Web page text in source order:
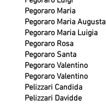
Pegoraro Maria
Pegoraro Maria Augusta
Pegoraro Maria Luigia
Pegoraro Rosa
Pegoraro Santa
Pegoraro Valentino
Pegoraro Valentino
Pelizzari Candida
Pelizzari Davidde